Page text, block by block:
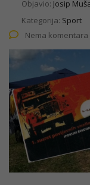
Objavio: Josip
Kategorija: Sport
Nema komentara